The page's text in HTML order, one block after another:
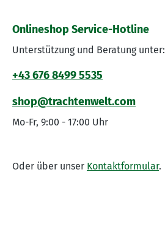
Onlineshop Service-Hotline
Unterstützung und Beratung unter:
+43 676 8499 5535
shop@trachtenwelt.com
Mo-Fr, 9:00 - 17:00 Uhr
Oder über unser Kontaktformular.